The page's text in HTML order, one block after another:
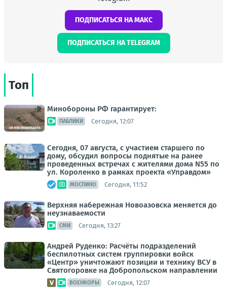
ПОДПИСАТЬСЯ НА МАКС
ПОДПИСАТЬСЯ НА TELEGRAM
Топ
Минобороны РФ гарантирует:
ПАБЛИКИ Сегодня, 12:07
Сегодня, 07 августа, с участием старшего по
дому, обсудил вопросы поднятые на ранее
проведенных встречах с жителями дома N55 по
ул. Короленко в рамках проекта «Управдом»
МОСПИНО Сегодня, 11:52
Верхняя набережная Новоазовска меняется до
неузнаваемости
СМИ Сегодня, 13:27
Андрей Руденко: Расчёты подразделений
беспилотных систем группировки войск
«Центр» уничтожают позиции и технику ВСУ в
Святогоровке на Добропольском направлении
ВОЕНКОРЫ Сегодня, 12:07